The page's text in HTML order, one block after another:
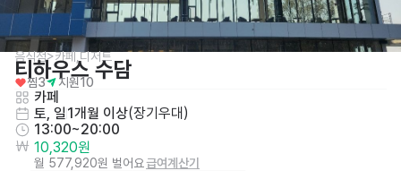
음식점>카페,디저트
티하우스 수담
찜3 지원10
카페
토, 일1개월 이상(장기우대 )
13:00~20:00
10,320원
월 577,920원 벌어요급여계산기